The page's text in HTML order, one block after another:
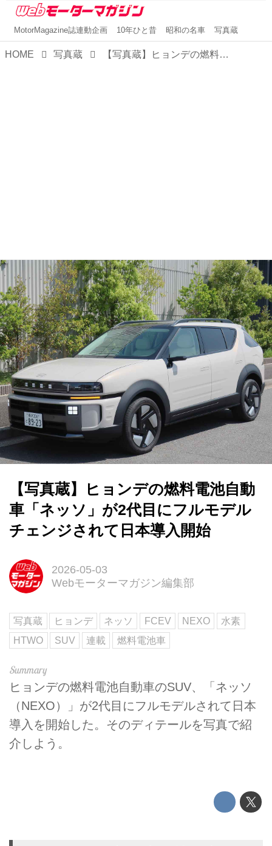
MotorMagazine誌連動企画 10年ひと昔 昭和の名車 写真蔵
HOME 写真蔵 【写真蔵】ヒョンデの燃料電池自動車「ネッソ」が2代目にフルモデルチェンジされて日本導入開始
【写真蔵】ヒョンデの燃料電池自動
車「ネッソ」が2代目にフルモデル
チェンジされて日本導入開始
2026-05-03
Webモーターマガジン編集部
写真蔵 ヒョンデ ネッソ FCEV NEXO
水素
HTWO
SUV 連載 燃料電池車
ヒョンデの燃料電池自動車のSUV、「ネッソ
（NEXO）」が2代目にフルモデルされて日本
導入を開始した。そのディテールを写真で紹
介しよう。